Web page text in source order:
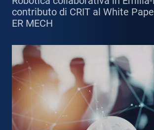
contributo di CRIT al White
ER MECH